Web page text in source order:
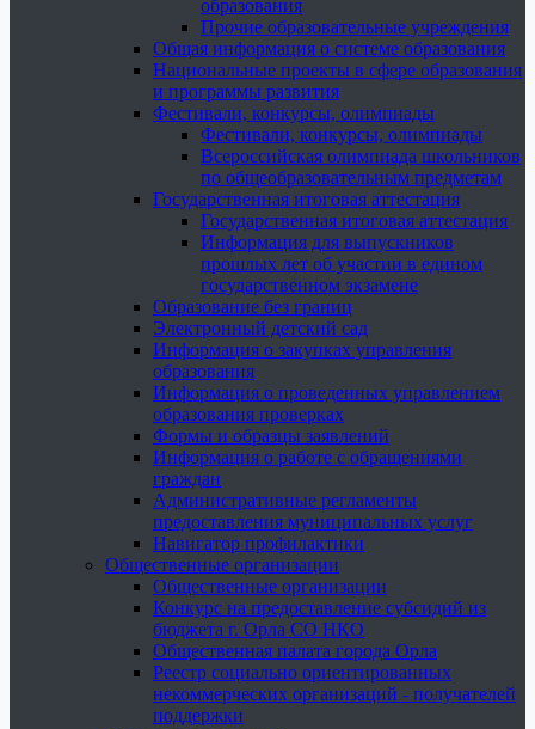
образования
Прочие образовательные учреждения
Общая информация о системе образования
Национальные проекты в сфере образования
и программы развития
Фестивали, конкурсы, олимпиады
Фестивали, конкурсы, олимпиады
Всероссийская олимпиада школьников
по общеобразовательным предметам
Государственная итоговая аттестация
Государственная итоговая аттестация
Информация для выпускников
прошлых лет об участии в едином
государственном экзамене
Образование без границ
Электронный детский сад
Информация о закупках управления
образования
Информация о проведенных управлением
образования проверках
Формы и образцы заявлений
Информация о работе с обращениями
граждан
Административные регламенты
предоставления муниципальных услуг
Навигатор профилактики
Общественные организации
Общественные организации
Конкурс на предоставление субсидий из
бюджета г. Орла СО НКО
Общественная палата города Орла
Реестр социально ориентированных
некоммерческих организаций - получателей
поддержки